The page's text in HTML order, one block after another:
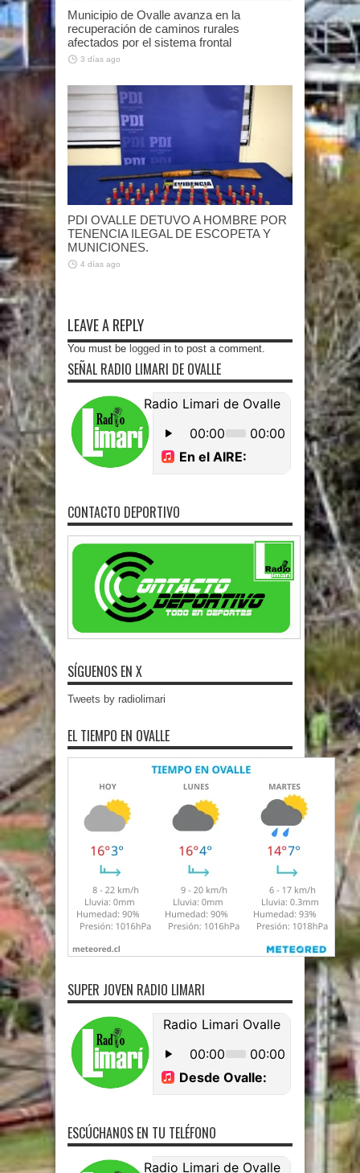
Municipio de Ovalle avanza en la
recuperación de caminos rurales
afectados por el sistema frontal
3 días ago
PDI OVALLE DETUVO A HOMBRE POR
TENENCIA ILEGAL DE ESCOPETA Y
MUNICIONES.
4 días ago
LEAVE A REPLY
You must be logged in to post a comment.
SEÑAL RADIO LIMARI DE OVALLE
CONTACTO DEPORTIVO
SÍGUENOS EN X
Tweets by radiolimari
EL TIEMPO EN OVALLE
SUPER JOVEN RADIO LIMARI
ESCÚCHANOS EN TU TELÉFONO